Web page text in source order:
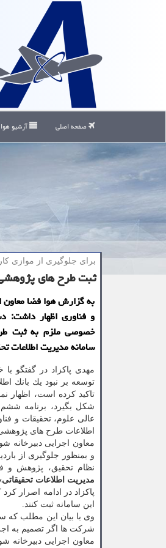
صفحه اصلی آرشیو
برای جلوگیری از موازی
ثبت طرح های
به گزارش هوا فضا معاون
و فناوری اظهار داشت:
خصوصی ملزم به ثبت
سامانه مدیریت اطلاعات
مهدی پاكزاد در گفتگو با
توسعه بر نبود یك بانك
تاكید كرده است، اظهار
شكل بگیرد، برنامه
عالی علوم، تحقیقات و
اطلاعات طرح های
معاون اجرایی دبیرخانه
و بمنظور جلوگیری از
نظام تحقیق، پژوهش و
مدیریت اطلاعات
پاكزاد در ادامه اصرار
این سامانه ثبت كنند.
وی با بیان این مطلب كه
شركت ها اگر تصمیم به
معاون اجرایی دبیرخانه